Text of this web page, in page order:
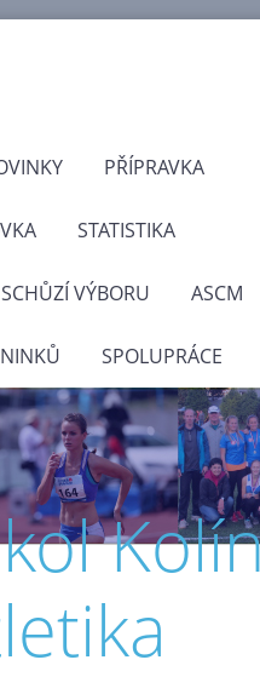
PŘÍPRAVKA
STATISTIKA
VÝBORU ASCM
SPOLUPRÁCE